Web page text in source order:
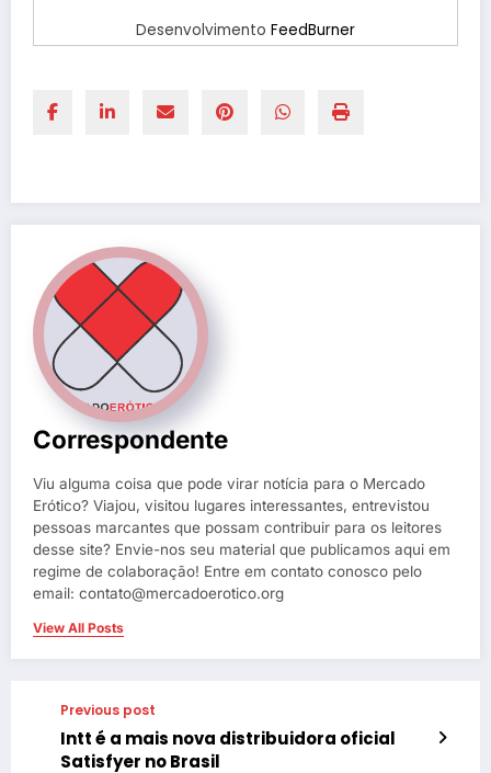
Desenvolvimento FeedBurner
Correspondente
Viu alguma coisa que pode virar notícia para o Mercado
Erótico? Viajou, visitou lugares interessantes, entrevistou
pessoas marcantes que possam contribuir para os leitores
desse site? Envie-nos seu material que publicamos aqui em
regime de colaboração! Entre em contato conosco pelo
email: contato@mercadoerotico.org
View All Posts
Previous post
Intt é a mais nova distribuidora oficial
Satisfyer no Brasil